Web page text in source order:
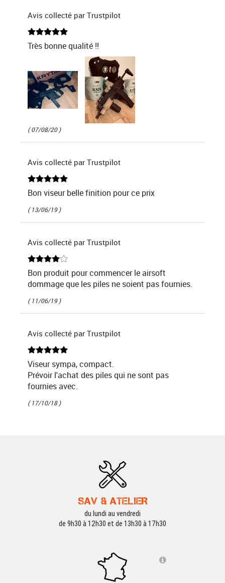
Avis collecté par Trustpilot
Très bonne qualité !!
( 07/08/20 )
Avis collecté par Trustpilot
Bon viseur belle finition pour ce prix
( 13/06/19 )
Avis collecté par Trustpilot
Bon produit pour commencer le airsoft
dommage que les piles ne soient pas fournies.
( 11/06/19 )
Avis collecté par Trustpilot
Viseur sympa, compact.
Prévoir l'achat des piles qui ne sont pas
fournies avec.
( 17/10/18 )
SAV & ATELIER
du lundi au vendredi
de 9h30 à 12h30 et de 13h30 à 17h30